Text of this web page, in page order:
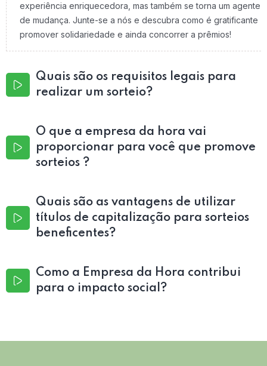
experiência enriquecedora, mas também se torna um agente
de mudança. Junte-se a nós e descubra como é gratificante
promover solidariedade e ainda concorrer a prêmios!
Quais são os requisitos legais para
realizar um sorteio?
O que a empresa da hora vai
proporcionar para você que promove
sorteios ?
Quais são as vantagens de utilizar
títulos de capitalização para sorteios
beneficentes?
Como a Empresa da Hora contribui
para o impacto social?